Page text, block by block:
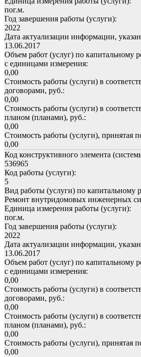
пог.м.
Год завершения работы (услуги):
2022
Дата актуализации информации,
13.06.2017
Объем работ (услуг) по капитальному
с единицами измерения:
0,00
Стоимость работы (услуги) в
договорами, руб.:
0,00
Стоимость работы (услуги) в
планом (планами), руб.:
0,00
Стоимость работы (услуги), принятая
0,00
Код конструктивного элемента
536965
Код работы (услуги):
5
Вид работы (услуги) по капитальному
Ремонт внутридомовых инженерных
Единица измерения работы (услуги):
пог.м.
Год завершения работы (услуги):
2022
Дата актуализации информации,
13.06.2017
Объем работ (услуг) по капитальному
с единицами измерения:
0,00
Стоимость работы (услуги) в
договорами, руб.:
0,00
Стоимость работы (услуги) в
планом (планами), руб.:
0,00
Стоимость работы (услуги), принятая
0,00